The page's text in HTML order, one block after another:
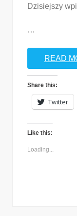
Dzisiejszy
…
READ
Share this:
Twitter
Like this:
Loading...